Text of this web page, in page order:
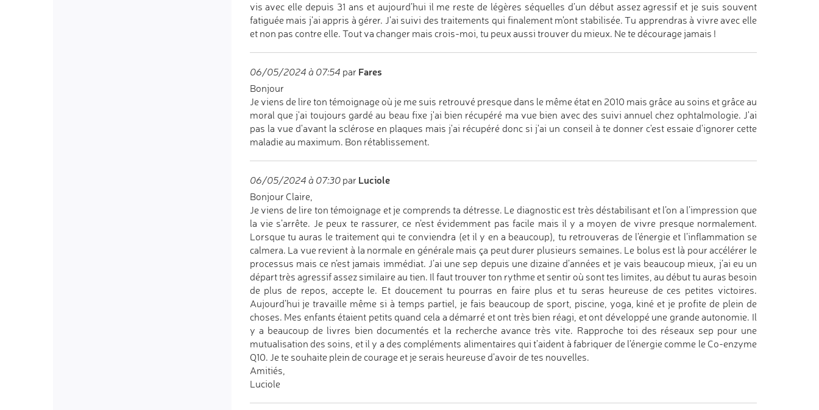
vis avec elle depuis 31 ans et aujourd’hui il me reste de légères séquelles d’un début assez agressif et je suis souvent
fatiguée mais j’ai appris à gérer. J’ai suivi des traitements qui finalement m’ont stabilisée. Tu apprendras à vivre avec elle
et non pas contre elle. Tout va changer mais crois-moi, tu peux aussi trouver du mieux. Ne te décourage jamais !
06/05/2024 à 07:54 par Fares
Bonjour
Je viens de lire ton témoignage où je me suis retrouvé presque dans le même état en 2010 mais grâce au soins et grâce au
moral que j'ai toujours gardé au beau fixe j'ai bien récupéré ma vue bien avec des suivi annuel chez ophtalmologie. J'ai
pas la vue d'avant la sclérose en plaques mais j'ai récupéré donc si j'ai un conseil à te donner c'est essaie d'ignorer cette
maladie au maximum. Bon rétablissement.
06/05/2024 à 07:30par Luciole
Bonjour Claire,
Je viens de lire ton témoignage et je comprends ta détresse. Le diagnostic est très déstabilisant et l’on a l’impression que
la vie s’arrête. Je peux te rassurer, ce n’est évidemment pas facile mais il y a moyen de vivre presque normalement.
Lorsque tu auras le traitement qui te conviendra (et il y en a beaucoup), tu retrouveras de l’énergie et l’inflammation se
calmera. La vue revient à la normale en générale mais ça peut durer plusieurs semaines. Le bolus est là pour accélérer le
processus mais ce n’est jamais immédiat. J’ai une sep depuis une dizaine d’années et je vais beaucoup mieux, j’ai eu un
départ très agressif assez similaire au tien. Il faut trouver ton rythme et sentir où sont tes limites, au début tu auras besoin
de plus de repos, accepte le. Et doucement tu pourras en faire plus et tu seras heureuse de ces petites victoires.
Aujourd’hui je travaille même si à temps partiel, je fais beaucoup de sport, piscine, yoga, kiné et je profite de plein de
choses. Mes enfants étaient petits quand cela a démarré et ont très bien réagi, et ont développé une grande autonomie. Il
y a beaucoup de livres bien documentés et la recherche avance très vite. Rapproche toi des réseaux sep pour une
mutualisation des soins, et il y a des compléments alimentaires qui t’aident à fabriquer de l’énergie comme le Co-enzyme
Q10. Je te souhaite plein de courage et je serais heureuse d’avoir de tes nouvelles.
Amitiés,
Luciole